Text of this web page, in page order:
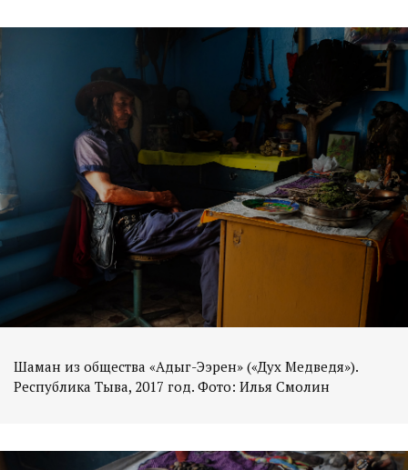
Шаман из общества «Адыг-Ээрен» («Дух Медведя»).
Республика Тыва, 2017 год. Фото: Илья Смолин